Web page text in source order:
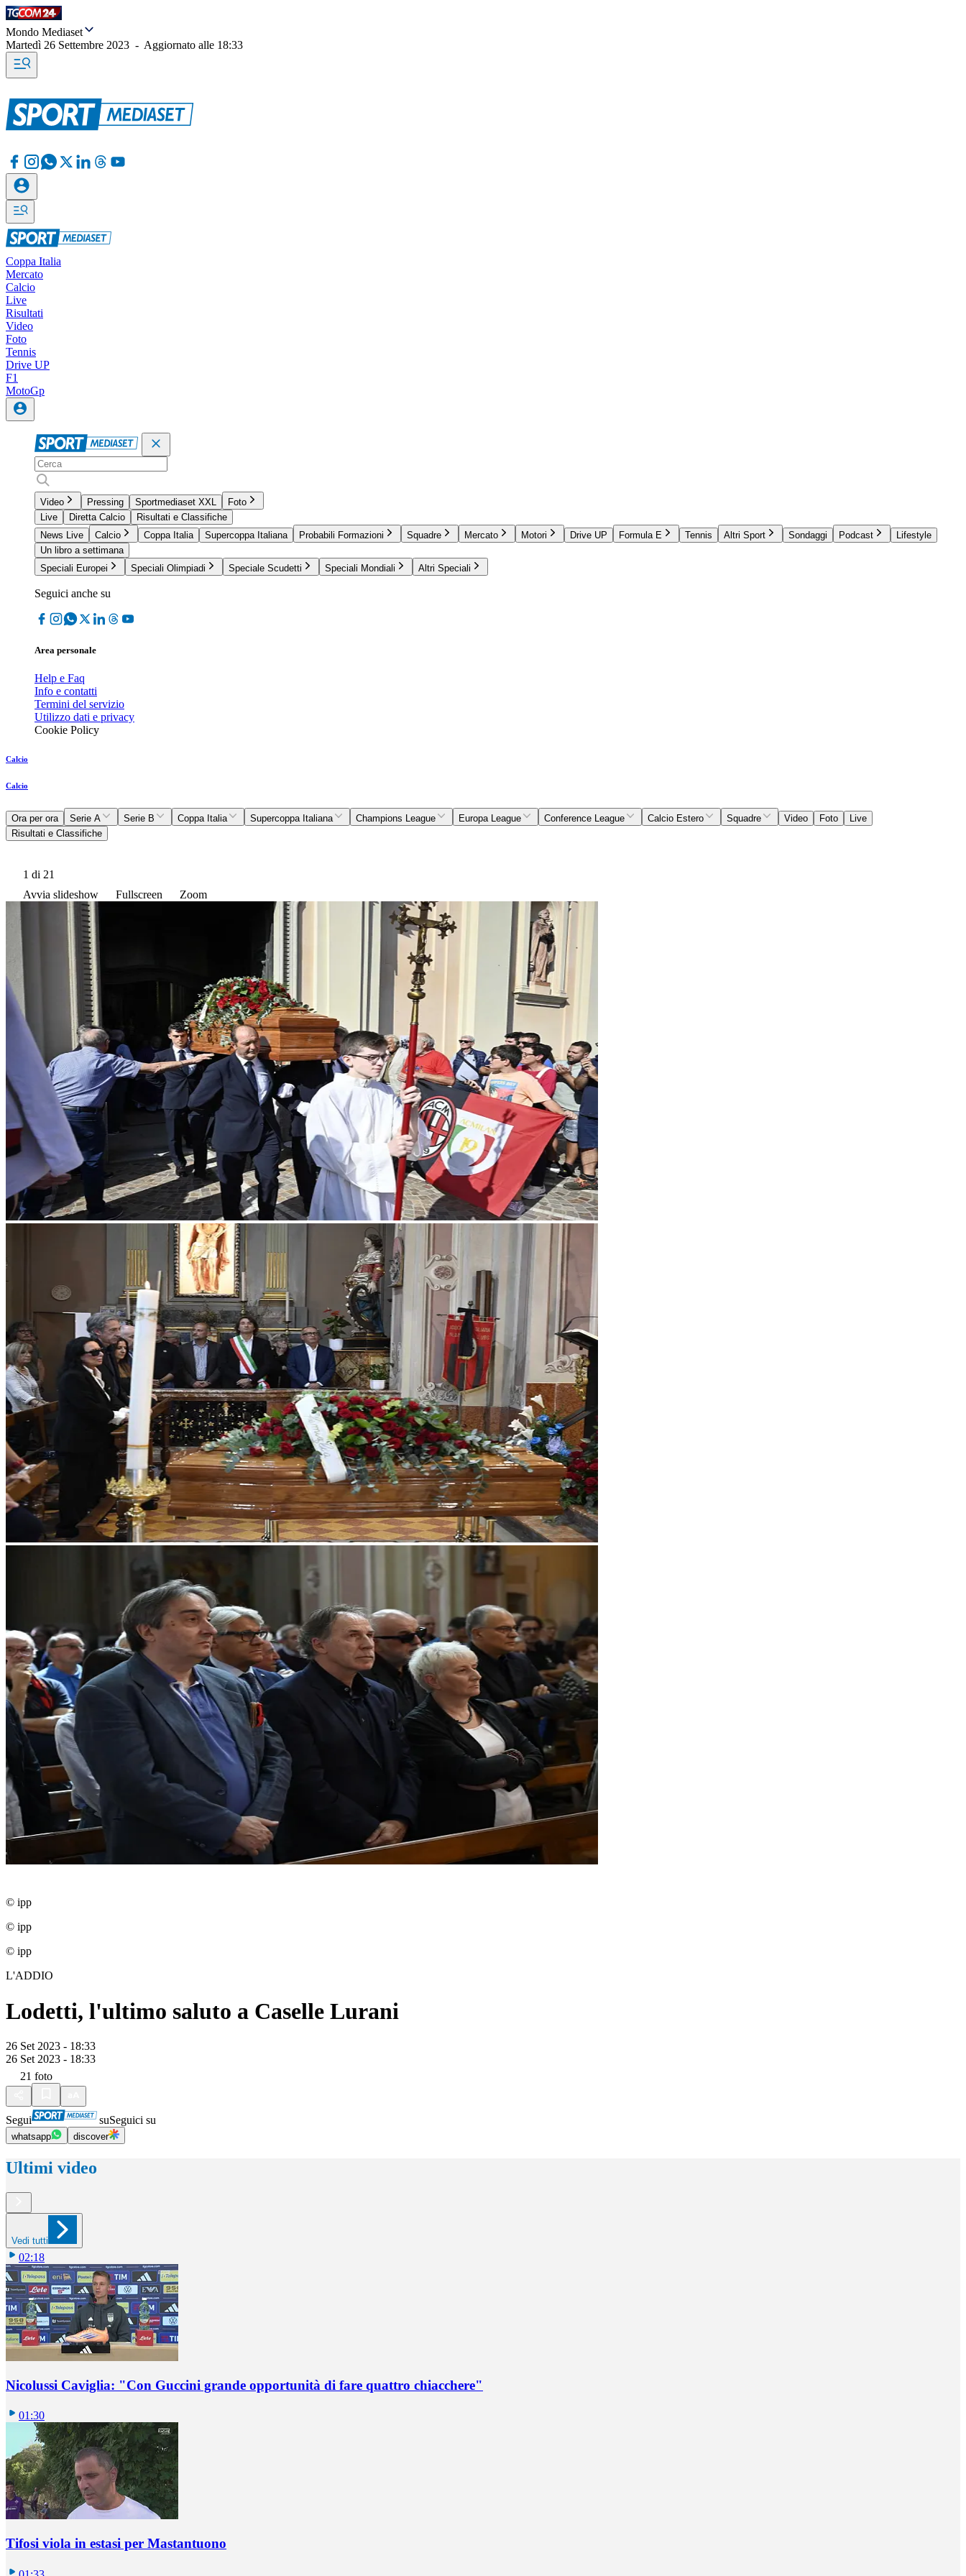
Mondo Mediaset
Martedì 26 Settembre 2023 - Aggiornato alle 18:33
Coppa Italia
Mercato
Calcio
Live
Risultati
Video
Foto
Tennis
Drive UP
F1
MotoGp
Video Pressing Sportmediaset XXL
Foto
Live
Diretta Calcio
Risultati e Classifiche
News Live
Calcio Coppa Italia Supercoppa Italiana Probabili Formazioni Squadre Mercato Motori Drive UP Formula E Tennis Altri Sport Sondaggi Podcast
Lifestyle
Un libro a settimana
Speciali Europei
Speciali Olimpiadi Speciale Scudetti Speciali Mondiali Altri Speciali
Seguici anche su
Area personale
Help e Faq
Info e contatti
Termini del servizio
Utilizzo dati e privacy
Cookie Policy
Calcio
Calcio
Ora per ora Serie A Serie B Coppa Italia Supercoppa Italiana Champions League Europa League Conference League Calcio Estero Squadre Video Foto
Live
Risultati e Classifiche
1 di 21
Avvia slideshow
Fullscreen Zoom
© ipp
© ipp
© ipp
L'ADDIO
Lodetti, l'ultimo saluto a Caselle Lurani
26 Set 2023 - 18:33
26 Set 2023 - 18:33
21 foto
Segui suSeguici su
whatsapp discover
Ultimi video
Vedi tutti
02:18
Nicolussi Caviglia: "Con Guccini grande opportunità di fare quattro chiacchere"
01:30
Tifosi viola in estasi per Mastantuono